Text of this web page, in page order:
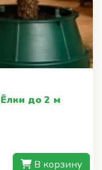
до 2 м